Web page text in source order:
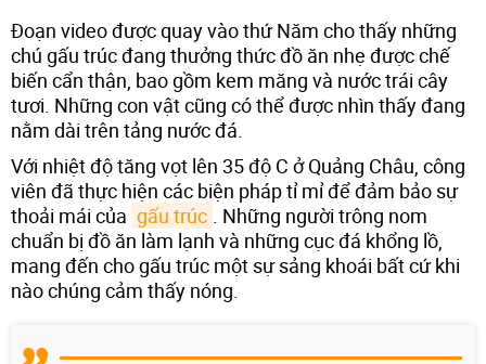
Đoạn video được quay vào thứ Năm cho thấy những
chú gấu trúc đang thưởng thức đồ ăn nhẹ được chế
biến cẩn thận, bao gồm kem măng và nước trái cây
tươi. Những con vật cũng có thể được nhìn thấy đang
nằm dài trên tảng nước đá.
Với nhiệt độ tăng vọt lên 35 độ C ở Quảng Châu, công
viên đã thực hiện các biện pháp tỉ mỉ để đảm bảo sự
thoải mái của gấu trúc
. Những người trông nom
chuẩn bị đồ ăn làm lạnh và những cục đá khổng lồ,
mang đến cho gấu trúc một sự sảng khoái bất cứ khi
nào chúng cảm thấy nóng.